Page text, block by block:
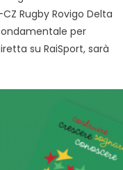
CZ Rugby Rovigo Delta
per
su RaiSport, sarà